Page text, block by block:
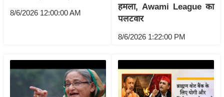
त
रा
8/6/2026 12:00:00 AM
हमला, Awami League का
पलटवार
8/6/2026 1:22:00 PM